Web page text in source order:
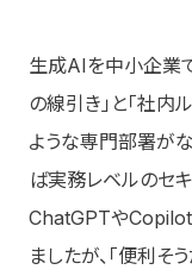
生成AIを中小企業
の線引き」と「社内
ような専門部署が
ば実務レベルのセ
ChatGPTやCopilot
ましたが、「便利そ